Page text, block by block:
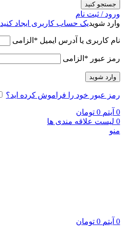
جستجو کنید
ورود / ثبت نام
وارد شویدیک حساب کاربری ایجاد کنید
نام کاربری یا آدرس ایمیل * الزامی
رمز عبور * الزامی
وارد شوید
رمز عبور خود را فراموش کرده اید؟
0 آیتم 0 تومان
0 لیست علاقه مندی ها
منو
0 آیتم 0 تومان